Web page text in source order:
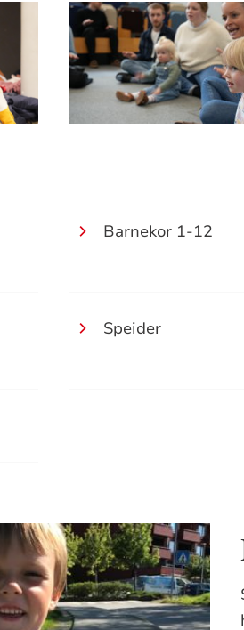
Barnekor 1-12
Speider